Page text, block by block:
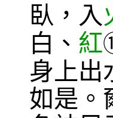
臥，入
白、 紅
身上出
如是。